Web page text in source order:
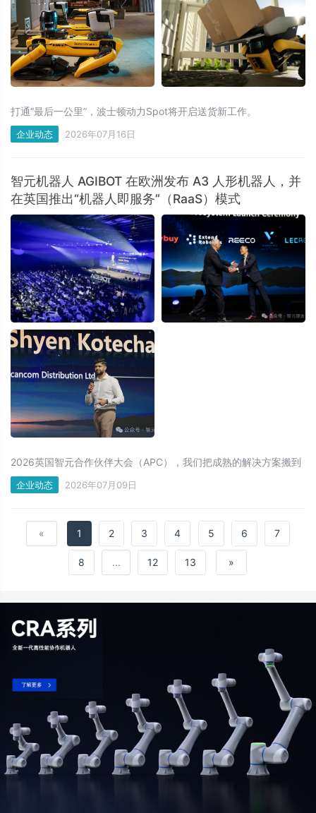
打通“最后一公里”，波士顿动力Spot将开启送货新工作。
企业动态 2026年07月16日
智元机器人 AGIBOT 在欧洲发布 A3 人形机器人，并
在英国推出“机器人即服务”（RaaS）模式
2026英国智元合作伙伴大会（APC），我们把成熟的解决方案搬到
了欧洲家门口！这不是一次普通的海外发布会，是欧洲布局的关键
节点：让人形机器人真正在欧洲创造长期商业价值，做出一个可持
企业动态 2026年07月09日
« 1 2 3 4 5 6 7
8 ... 12 13 »